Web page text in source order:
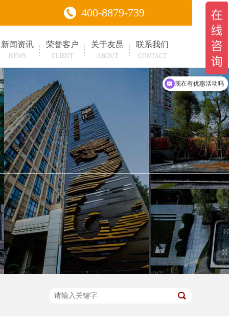
400-8879-739
新闻资讯
NEWS
荣誉客户
CLIENT
关于友昆
ABOUT
联系我们
CONTACT
可以介绍下你们的产品么
现在有优惠活动吗